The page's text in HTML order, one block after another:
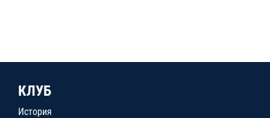
КЛУБ
История